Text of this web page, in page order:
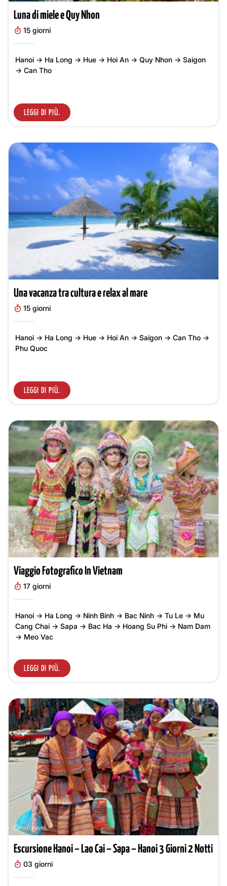
Luna di miele e Quy Nhon
15 giorni
Hanoi → Ha Long → Hue → Hoi An → Quy Nhon → Saigon
→ Can Tho
LEGGI DI PIÙ.
Una vacanza tra cultura e relax al mare
15 giorni
Hanoi → Ha Long → Hue → Hoi An → Saigon → Can Tho →
Phu Quoc
LEGGI DI PIÙ.
Viaggio Fotografico In Vietnam
17 giorni
Hanoi → Ha Long → Ninh Binh → Bac Ninh → Tu Le → Mu
Cang Chai → Sapa → Bac Ha → Hoang Su Phi → Nam Dam
→ Meo Vac
LEGGI DI PIÙ.
Escursione Hanoi – Lao Cai – Sapa – Hanoi 3 Giorni 2 Notti
03 giorni